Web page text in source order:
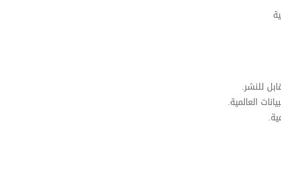
للنشر.
العالمية.